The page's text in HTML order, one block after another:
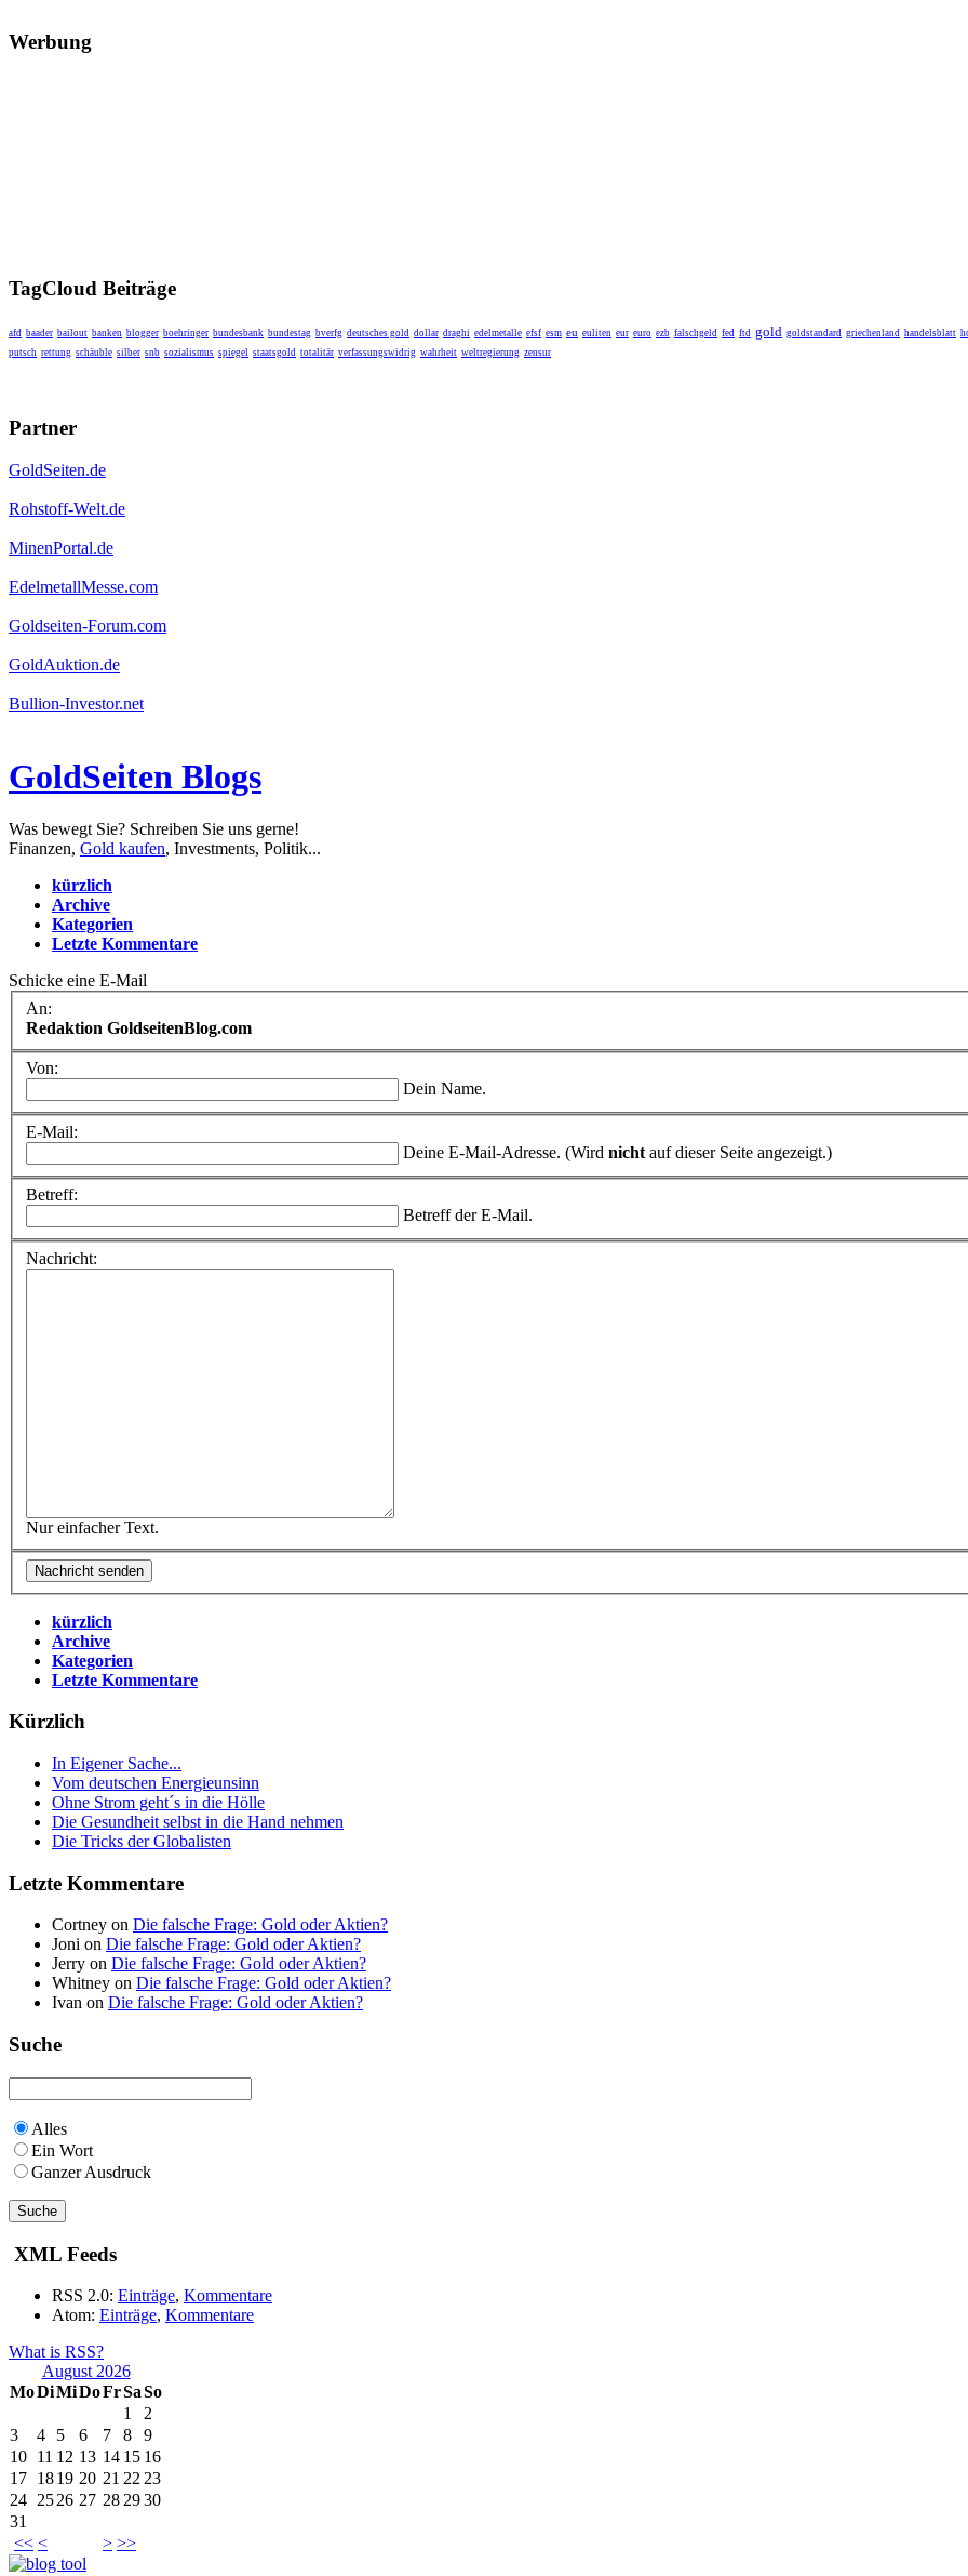
Werbung
TagCloud Beiträge
afd baader bailout banken blogger boehringer bundesbank bundestag bverfg deutsches gold dollar draghi edelmetalle efsf esm eu euliten eur euro ezb falschgeld fed ftd gold goldstandard griechenland handelsblatt
putsch rettung schäuble silber snb sozialismus spiegel staatsgold totalitär verfassungswidrig wahrheit weltregierung zensur
Partner
GoldSeiten.de
Rohstoff-Welt.de
MinenPortal.de
EdelmetallMesse.com
Goldseiten-Forum.com
GoldAuktion.de
Bullion-Investor.net
GoldSeiten Blogs
Was bewegt Sie? Schreiben Sie uns gerne!
Finanzen, Gold kaufen, Investments, Politik...
kürzlich
Archive
Kategorien
Letzte Kommentare
Schicke eine E-Mail
An:
Redaktion GoldseitenBlog.com
Von:
Dein Name.
E-Mail:
Deine E-Mail-Adresse. (Wird nicht auf dieser Seite angezeigt.)
Betreff:
Betreff der E-Mail.
Nachricht:
Nur einfacher Text.
kürzlich
Archive
Kategorien
Letzte Kommentare
Kürzlich
In Eigener Sache...
Vom deutschen Energieunsinn
Ohne Strom geht´s in die Hölle
Die Gesundheit selbst in die Hand nehmen
Die Tricks der Globalisten
Letzte Kommentare
Cortney on Die falsche Frage: Gold oder Aktien?
Joni on Die falsche Frage: Gold oder Aktien?
Jerry on Die falsche Frage: Gold oder Aktien?
Whitney on Die falsche Frage: Gold oder Aktien?
Ivan on Die falsche Frage: Gold oder Aktien?
Suche
Alles
Ein Wort
Ganzer Ausdruck
XML Feeds
RSS 2.0: Einträge, Kommentare
Atom: Einträge, Kommentare
What is RSS?
August 2026
MoDiMiDoFrSaSo
<< < > >>
1
2
3
4 5 6 7 8
9
10 11 12 13 14 15 16
17 1819 20 21 22 23
24 2526 27 28 2930
31